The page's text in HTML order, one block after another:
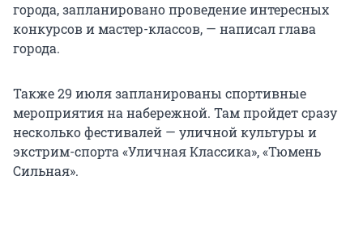
города, запланировано проведение интересных
конкурсов и мастер-классов, — написал глава
города.
Также 29 июля запланированы спортивные
мероприятия на набережной. Там пройдет сразу
несколько фестивалей — уличной культуры и
экстрим-спорта «Уличная Классика», «Тюмень
Сильная».